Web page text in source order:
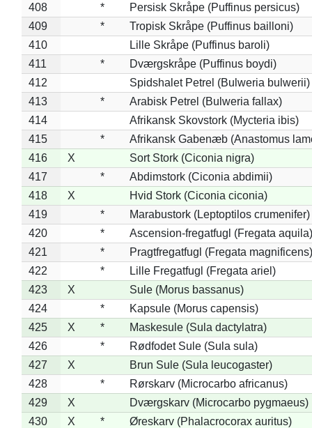
408
*
Persisk Skråpe (Puffinus persicus)
409
*
Tropisk Skråpe (Puffinus bailloni)
410
Lille Skråpe (Puffinus baroli)
411
*
Dværgskråpe (Puffinus boydi)
412
Spidshalet Petrel (Bulweria bulwerii)
413
*
Arabisk Petrel (Bulweria fallax)
414
Afrikansk Skovstork (Mycteria ibis)
415
*
Afrikansk Gabenæb (Anastomus
416
X
Sort Stork (Ciconia nigra)
417
*
Abdimstork (Ciconia abdimii)
418
X
Hvid Stork (Ciconia ciconia)
419
*
Marabustork (Leptoptilos crumenifer)
420
*
Ascension-fregatfugl (Fregata aquila)
421
*
Pragtfregatfugl (Fregata magnificens)
422
*
Lille Fregatfugl (Fregata ariel)
423
X
Sule (Morus bassanus)
424
*
Kapsule (Morus capensis)
425
X *
Maskesule (Sula dactylatra)
426
*
Rødfodet Sule (Sula sula)
427
X
Brun Sule (Sula leucogaster)
428
*
Rørskarv (Microcarbo africanus)
429
X
Dværgskarv (Microcarbo pygmaeus)
430
X *
Øreskarv (Phalacrocorax auritus)